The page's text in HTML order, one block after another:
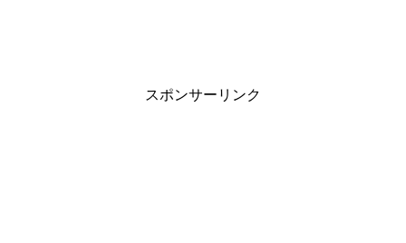
スポンサーリンク